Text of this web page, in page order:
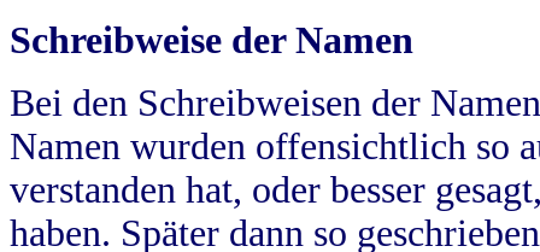
Schreibweise der Namen
Bei den Schreibweisen der
Namen wurden offensichtlich so
verstanden hat, oder besser
haben. Später dann so